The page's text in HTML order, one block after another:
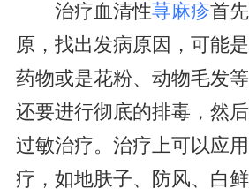
治疗血清性荨麻疹首
原，找出发病原因，可能是
药物或是花粉、动物毛发
还要进行彻底的排毒，然
过敏治疗。治疗上可以应
疗，如地肤子、防风、白